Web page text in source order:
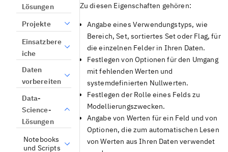
Lösungen
Projekte
Einsatzbere
iche
Daten
vorbereiten
Data-
Science-
Lösungen
Notebooks
und Scripts
Zu diesen Eigenschaften gehören:
Angabe eines Verwendungstyps, wie
Bereich, Set, sortiertes Set oder Flag, für
die einzelnen Felder in Ihren Daten.
Festlegen von Optionen für den Umgang
mit fehlenden Werten und
systemdefinierten Nullwerten.
Festlegen der Rolle eines Felds zu
Modellierungszwecken.
Angabe von Werten für ein Feld und von
Optionen, die zum automatischen Lesen
von Werten aus Ihren Daten verwendet